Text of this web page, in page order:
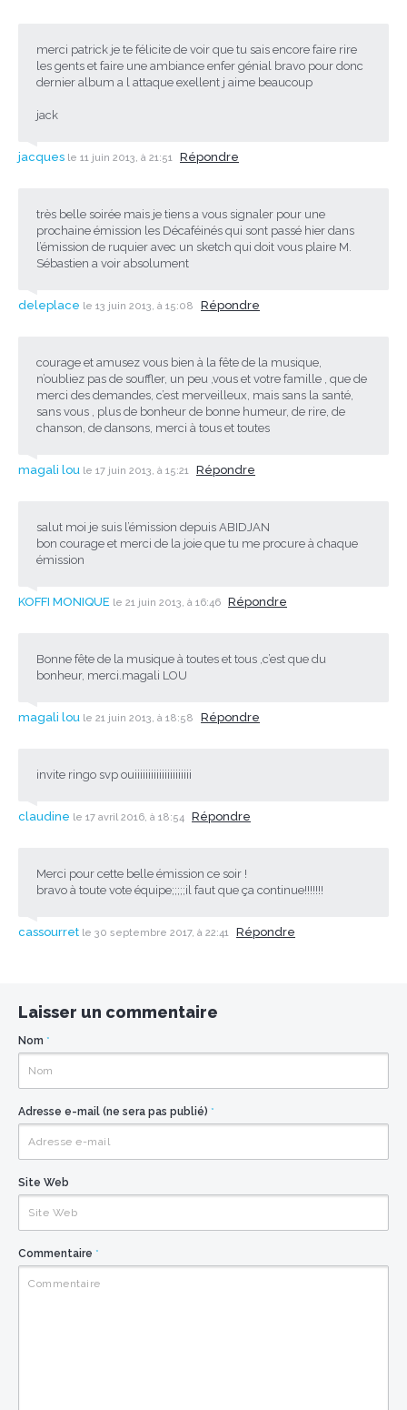
merci patrick je te félicite de voir que tu sais encore faire rire
les gents et faire une ambiance enfer génial bravo pour donc
dernier album a l attaque exellent j aime beaucoup
jack
jacques le 11 juin 2013, à 21:51 Répondre
très belle soirée mais je tiens a vous signaler pour une
prochaine émission les Décaféinés qui sont passé hier dans
l’émission de ruquier avec un sketch qui doit vous plaire M.
Sébastien a voir absolument
deleplace le 13 juin 2013, à 15:08 Répondre
courage et amusez vous bien à la fête de la musique,
n’oubliez pas de souffler, un peu ,vous et votre famille , que de
merci des demandes, c’est merveilleux, mais sans la santé,
sans vous , plus de bonheur de bonne humeur, de rire, de
chanson, de dansons, merci à tous et toutes
magali lou le 17 juin 2013, à 15:21 Répondre
salut moi je suis l’émission depuis ABIDJAN
bon courage et merci de la joie que tu me procure à chaque
émission
KOFFI MONIQUE le 21 juin 2013, à 16:46 Répondre
Bonne fête de la musique à toutes et tous ,c’est que du
bonheur, merci.magali LOU
magali lou le 21 juin 2013, à 18:58 Répondre
invite ringo svp ouiiiiiiiiiiiiiiiiiiiii
claudine le 17 avril 2016, à 18:54 Répondre
Merci pour cette belle émission ce soir !
bravo à toute vote équipe;;;;;il faut que ça continue!!!!!!!
cassourret le 30 septembre 2017, à 22:41 Répondre
Laisser un commentaire
Nom *
Adresse e-mail (ne sera pas publié) *
Site Web
Commentaire *